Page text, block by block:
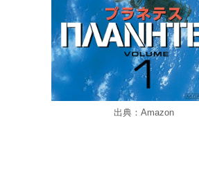
出典：Amazon